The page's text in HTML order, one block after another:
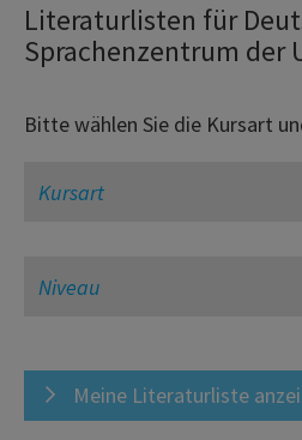
Literaturlisten für
Sprachenzentrum der
Bitte wählen Sie die Kursart
Meine Literaturliste